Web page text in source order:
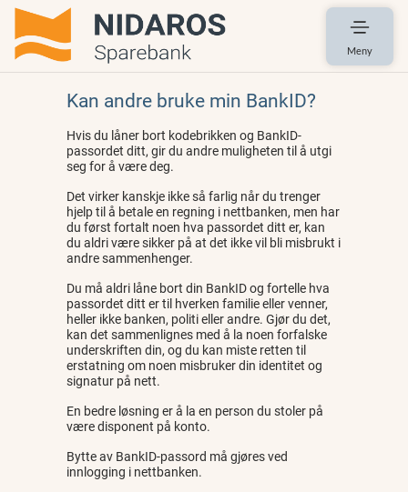
Meny
Kan andre bruke min BankID?
Hvis du låner bort kodebrikken og BankID-
passordet ditt, gir du andre muligheten til å utgi
seg for å være deg.
Det virker kanskje ikke så farlig når du trenger
hjelp til å betale en regning i nettbanken, men har
du først fortalt noen hva passordet ditt er, kan
du aldri være sikker på at det ikke vil bli misbrukt i
andre sammenhenger.
Du må aldri låne bort din BankID og fortelle hva
passordet ditt er til hverken familie eller venner,
heller ikke banken, politi eller andre. Gjør du det,
kan det sammenlignes med å la noen forfalske
underskriften din, og du kan miste retten til
erstatning om noen misbruker din identitet og
signatur på nett.
En bedre løsning er å la en person du stoler på
være disponent på konto.
Bytte av BankID-passord må gjøres ved
innlogging i nettbanken.